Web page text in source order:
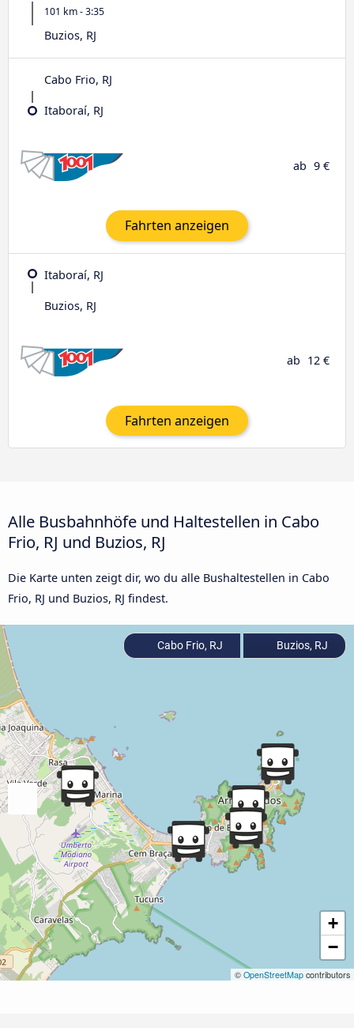
101 km - 3:35
Buzios, RJ
Cabo Frio, RJ
Itaboraí, RJ
ab 9 €
Fahrten anzeigen
Itaboraí, RJ
Buzios, RJ
ab 12 €
Fahrten anzeigen
Alle Busbahnhöfe und Haltestellen in Cabo
Frio, RJ und Buzios, RJ
Die Karte unten zeigt dir, wo du alle Bushaltestellen in Cabo
Frio, RJ und Buzios, RJ findest.
+
−
© OpenStreetMap contributors
Cabo Frio, RJ Buzios, RJ